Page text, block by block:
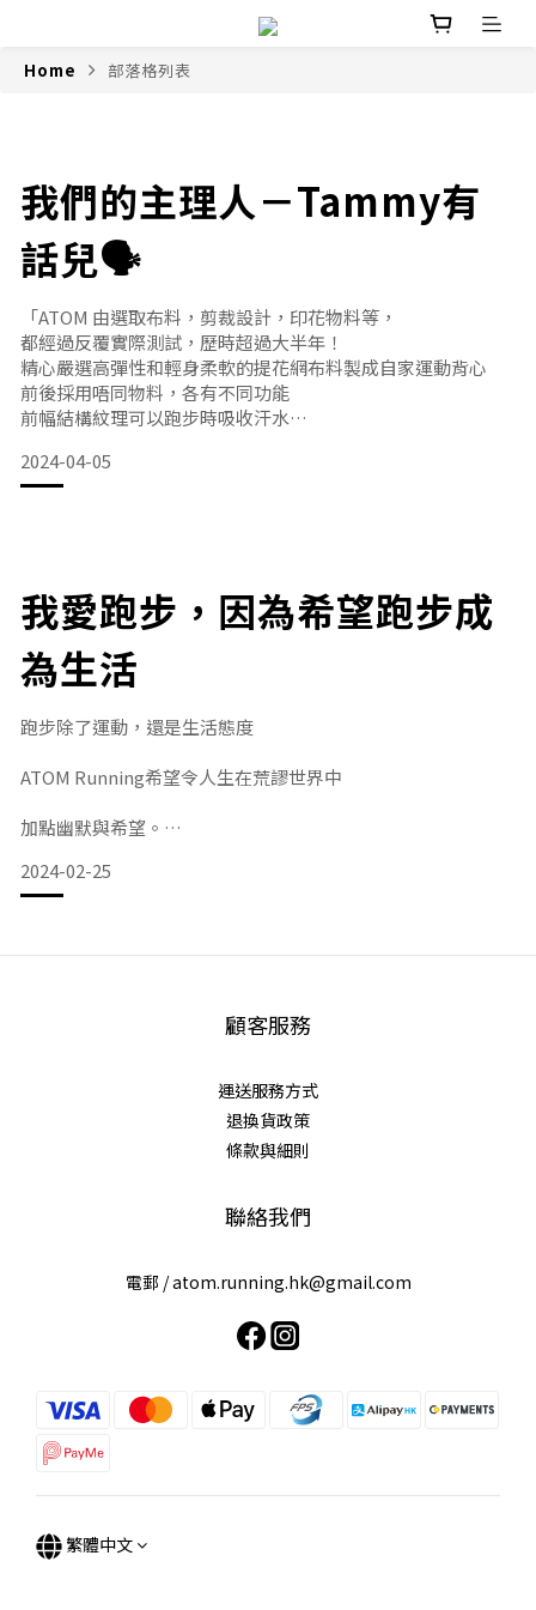
Home 部落格列表
我們的主理人－Tammy有
話兒🗣️
「ATOM 由選取布料，剪裁設計，印花物料等，
都經過反覆實際測試，歷時超過大半年！
精心嚴選高彈性和輕身柔軟的提花網布料製成自家運動背心
前後採用唔同物料，各有不同功能
前幅結構紋理可以跑步時吸收汗水
令跑者不會感到沉重，完全無粘肉感
後幅布選用透氣度及吸汗程度更高面料
=關於Tammy=
Tammy @tamigralife ，為了解自己而跑步，
香港西洋書法家，對美有獨特追求，
2024-04-05
我愛跑步，因為希望跑步成
為生活
跑步除了運動，還是生活態度
ATOM Running希望令人生在荒謬世界中
加點幽默與希望。
借問LOGO有幾高？到底我地個Logo係點諗到呢？
將個「O」字變成咗一堆粒子圍住運動場沖圈嘅畫面⚛️
營造咗一個 ”望住logo就想get set GO嘅感覺”🏃🏻‍♀️🏃🏻‍♂️
作為喺運動場上飛馳灑汗嘅你
2024-02-25
顧客服務
運送服務方式
退換貨政策
條款與細則
聯絡我們
電郵 /atom.running.hk@gmail.com
繁體中文